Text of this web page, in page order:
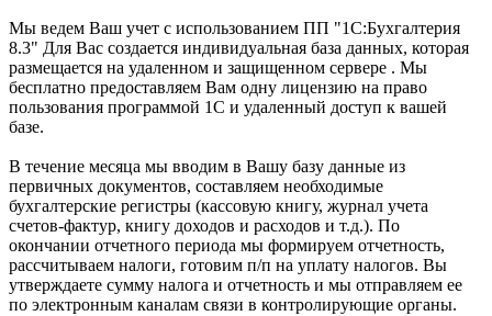
Мы ведем Ваш учет с использованием ПП "1С:Бухгалтерия
8.3" Для Вас создается индивидуальная база данных, которая
размещается на удаленном и защищенном сервере . Мы
бесплатно предоставляем Вам одну лицензию на право
пользования программой 1С и удаленный доступ к вашей
базе.
В течение месяца мы вводим в Вашу базу данные из
первичных документов, составляем необходимые
бухгалтерские регистры (кассовую книгу, журнал учета
счетов-фактур, книгу доходов и расходов и т.д.). По
окончании отчетного периода мы формируем отчетность,
рассчитываем налоги, готовим п/п на уплату налогов. Вы
утверждаете сумму налога и отчетность и мы отправляем ее
по электронным каналам связи в контролирующие органы.